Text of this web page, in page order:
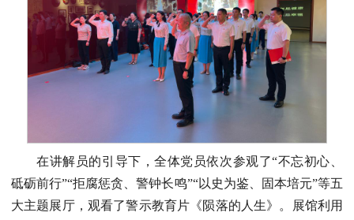
在讲解员的引导下，全体党员依次参观了“不忘初心、
砥砺前行”“拒腐惩贪、警钟长鸣”“以史为鉴、固本培元”等五
大主题展厅，观看了警示教育片《陨落的人生》。展馆利用